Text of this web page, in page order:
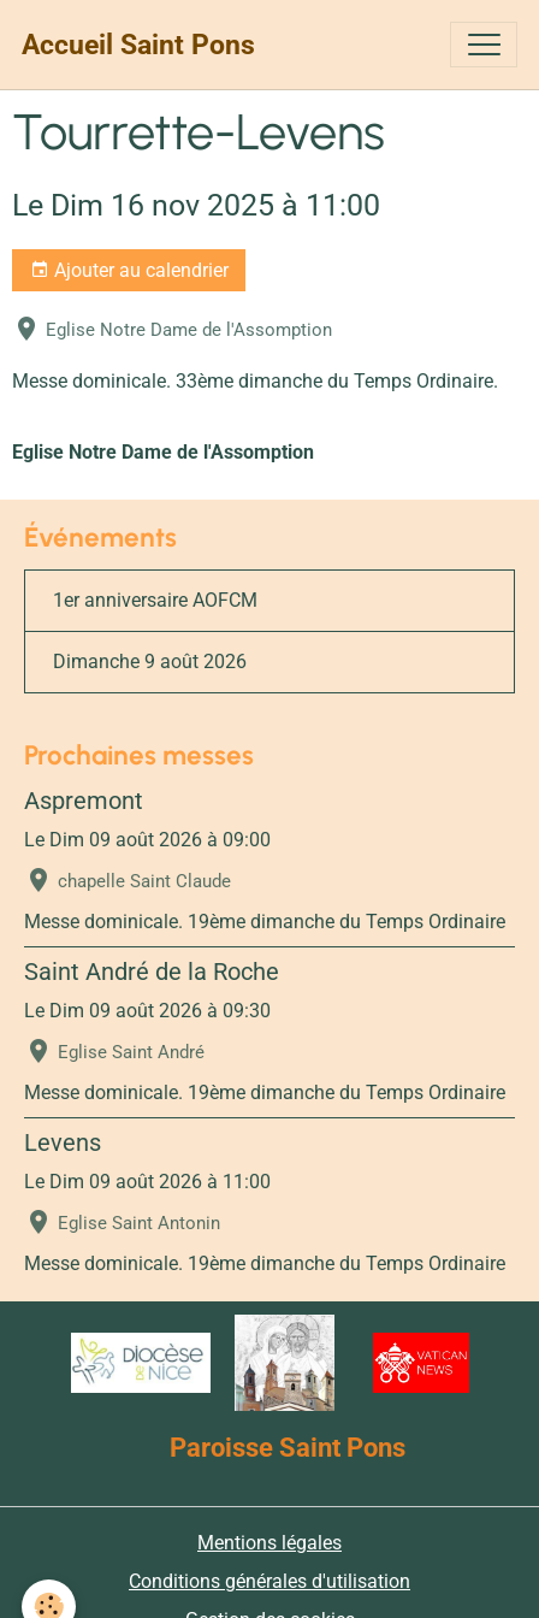
Accueil Saint Pons
Tourrette-Levens
Le Dim 16 nov 2025 à 11:00
Ajouter au calendrier
Eglise Notre Dame de l'Assomption
Messe dominicale. 33ème dimanche du Temps Ordinaire.
Eglise Notre Dame de l'Assomption
Événements
1er anniversaire AOFCM
Dimanche 9 août 2026
Prochaines messes
Aspremont
Le Dim 09 août 2026 à 09:00
chapelle Saint Claude
Messe dominicale. 19ème dimanche du Temps Ordinaire
Saint André de la Roche
Le Dim 09 août 2026 à 09:30
Eglise Saint André
Messe dominicale. 19ème dimanche du Temps Ordinaire
Levens
Le Dim 09 août 2026 à 11:00
Eglise Saint Antonin
Messe dominicale. 19ème dimanche du Temps Ordinaire
Paroisse Saint Pons
Mentions légales
Conditions générales d'utilisation